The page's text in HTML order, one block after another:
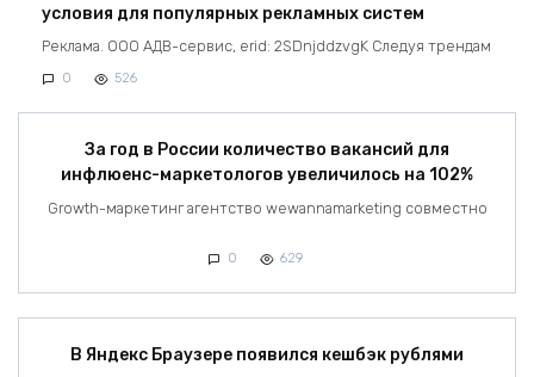
условия для популярных рекламных систем
Реклама. ООО АДВ-сервис, erid: 2SDnjddzvgK Следуя трендам
0 526
За год в России количество вакансий для
инфлюенс-маркетологов увеличилось на 102%
Growth-маркетинг агентство wewannamarketing совместно
0 629
В Яндекс Браузере появился кешбэк рублями